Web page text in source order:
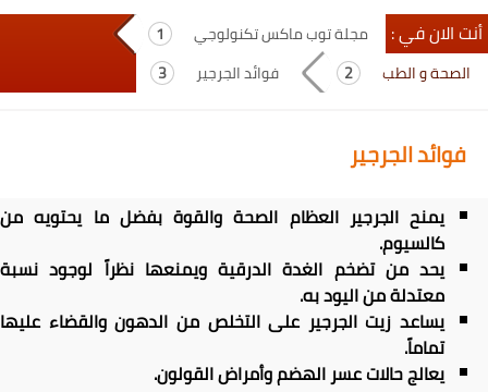
أنت الان في :
مجلة توب ماكس تكنولوجي
الصحة و الطب
فوائد الجرجير
فوائد الجرجير
يمنح الجرجير العظام الصحة والقوة بفضل ما يحتويه من
كالسيوم.
يحد من تضخم الغدة الدرقية ويمنعها نظراً لوجود نسبة
معتدلة من اليود به.
يساعد زيت الجرجير على التخلص من الدهون والقضاء عليها
تماماً.
يعالج حالات عسر الهضم وأمراض القولون.